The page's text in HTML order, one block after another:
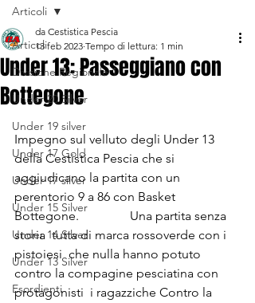
Articoli
Divisione Regionale 1
Under 20 Silver
Under 19 silver
Under 17 Gold
Under 17 silver
Under 15 Silver
Under 14 Silver
Under 13 Silver
Esordienti
Articoli
Under 13: Passeggiano con
Bottegone
da Cestistica Pescia
13 feb 2023 Tempo di lettura: 1 min
Impegno sul velluto degli Under 13
della Cestistica Pescia che si
aggiudicano la partita con un
perentorio 9 a 86 con Basket
Bottegone.                Una partita senza
storia  tutta di marca rossoverde con i
pistoiesi  che nulla hanno potuto
contro la compagine pesciatina con
protagonisti  i ragazziche Contro la